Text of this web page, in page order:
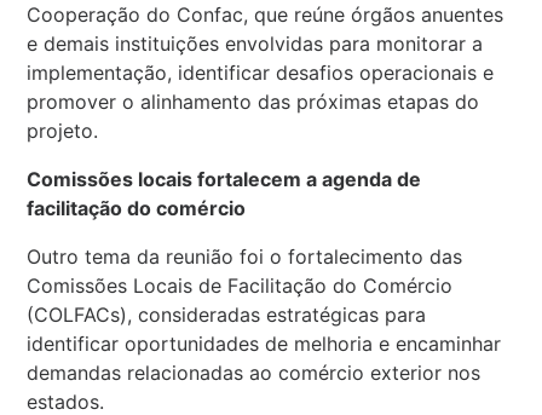
Cooperação do Confac, que reúne órgãos anuentes
e demais instituições envolvidas para monitorar a
implementação, identificar desafios operacionais e
promover o alinhamento das próximas etapas do
projeto.
Comissões locais fortalecem a agenda de
facilitação do comércio
Outro tema da reunião foi o fortalecimento das
Comissões Locais de Facilitação do Comércio
(COLFACs), consideradas estratégicas para
identificar oportunidades de melhoria e encaminhar
demandas relacionadas ao comércio exterior nos
estados.